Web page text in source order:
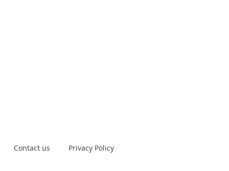
Contact us Privacy Policy